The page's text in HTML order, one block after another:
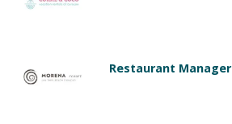
Restaurant Manager